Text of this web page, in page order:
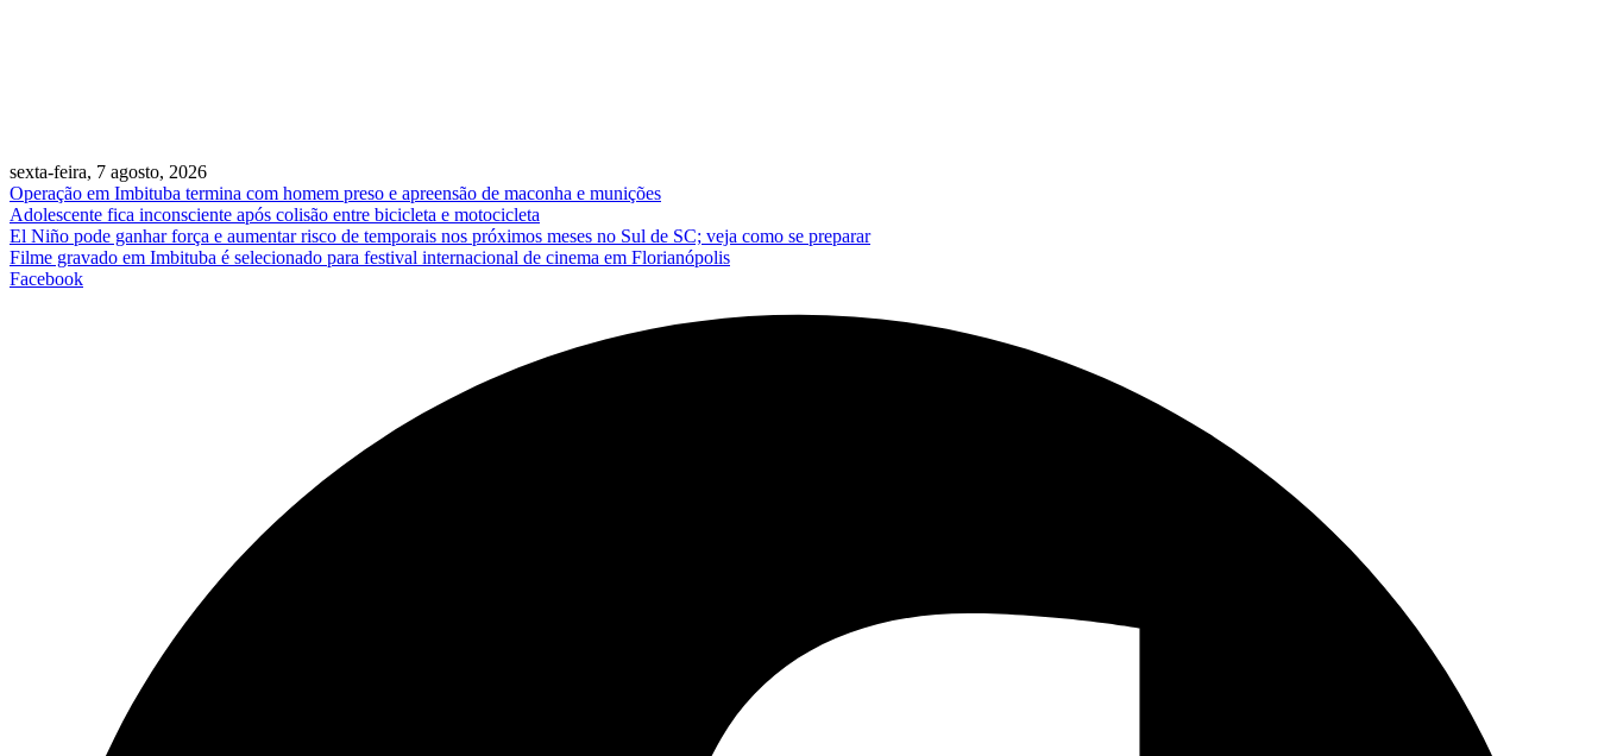
sexta-feira, 7 agosto, 2026
Operação em Imbituba termina com homem preso e apreensão de maconha e munições
Adolescente fica inconsciente após colisão entre bicicleta e motocicleta
El Niño pode ganhar força e aumentar risco de temporais nos próximos meses no Sul de SC; veja como se preparar
Filme gravado em Imbituba é selecionado para festival internacional de cinema em Florianópolis
Facebook